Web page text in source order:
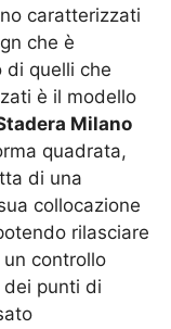
caratterizzati
che è
di quelli che
è il modello
Milano
quadrata,
di una
collocazione
rilasciare
controllo
punti di